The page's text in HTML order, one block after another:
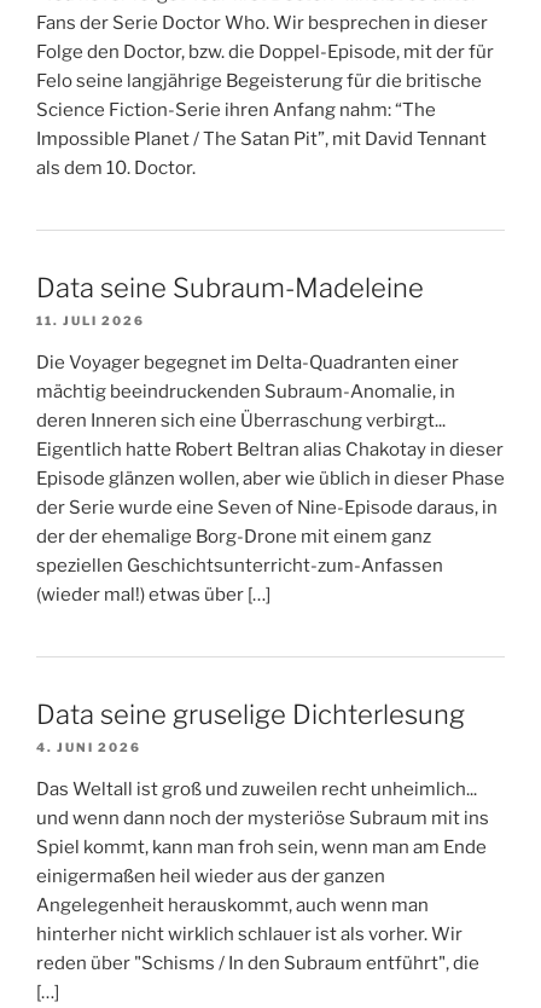
Fans der Serie Doctor Who. Wir besprechen in dieser
Folge den Doctor, bzw. die Doppel-Episode, mit der für
Felo seine langjährige Begeisterung für die britische
Science Fiction-Serie ihren Anfang nahm: “The
Impossible Planet / The Satan Pit”, mit David Tennant
als dem 10. Doctor.
Data seine Subraum-Madeleine
11. JULI 2026
Die Voyager begegnet im Delta-Quadranten einer
mächtig beeindruckenden Subraum-Anomalie, in
deren Inneren sich eine Überraschung verbirgt...
Eigentlich hatte Robert Beltran alias Chakotay in dieser
Episode glänzen wollen, aber wie üblich in dieser Phase
der Serie wurde eine Seven of Nine-Episode daraus, in
der der ehemalige Borg-Drone mit einem ganz
speziellen Geschichtsunterricht-zum-Anfassen
(wieder mal!) etwas über […]
Data seine gruselige Dichterlesung
4. JUNI 2026
Das Weltall ist groß und zuweilen recht unheimlich...
und wenn dann noch der mysteriöse Subraum mit ins
Spiel kommt, kann man froh sein, wenn man am Ende
einigermaßen heil wieder aus der ganzen
Angelegenheit herauskommt, auch wenn man
hinterher nicht wirklich schlauer ist als vorher. Wir
reden über "Schisms / In den Subraum entführt", die
[…]